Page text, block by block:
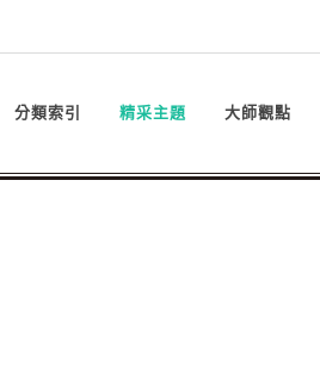
分類索引 精采主題 大師觀點